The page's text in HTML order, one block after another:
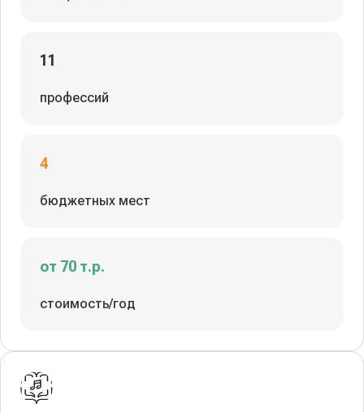
11
профессий
4
бюджетных мест
от 70 т.р.
стоимость/год